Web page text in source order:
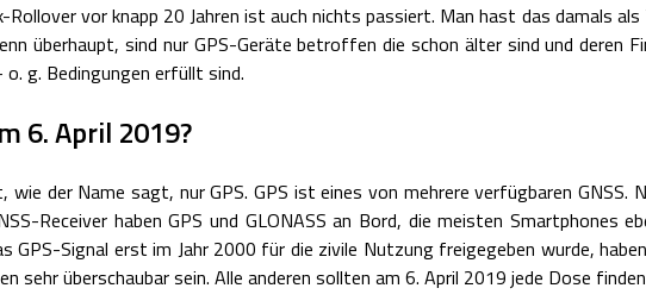
Rollover vor knapp 20 Jahren ist auch nichts passiert. Man hast das damals
überhaupt, sind nur GPS-Geräte betroffen die schon älter sind und deren
g. Bedingungen erfüllt sind.
6. April 2019?
der Name sagt, nur GPS. GPS ist eines von mehrere verfügbaren GNSS.
Receiver haben GPS und GLONASS an Bord, die meisten Smartphones
GPS-Signal erst im Jahr 2000 für die zivile Nutzung freigegeben wurde,
sehr überschaubar sein. Alle anderen sollten am 6. April 2019 jede Dose